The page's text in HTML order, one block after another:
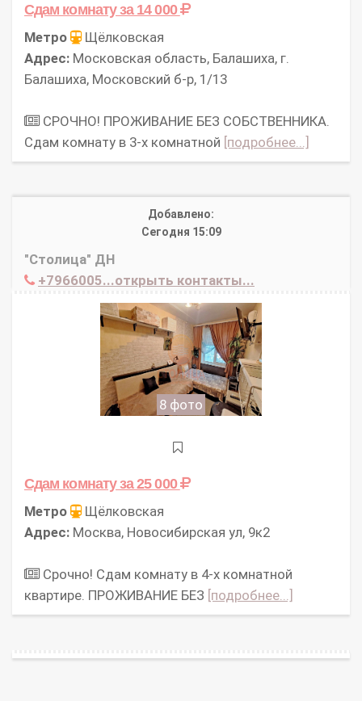
Сдам комнатуза 14 000
Метро
Щёлковская
Адрес: Московская область, Балашиха, г.
Балашиха, Московский б-р, 1/13
СРОЧНО! ПРОЖИВАНИЕ БЕЗ СОБСТВЕННИКА.
Сдам комнату в 3-х комнатной [подробнее...]
Добавлено:
Сегодня 15:09
"Столица" ДН
+7966005...открыть контакты...
8 фото
Сдам комнатуза 25 000
Метро
Щёлковская
Адрес: Москва, Новосибирская ул, 9к2
Срочно! Сдам комнату в 4-х комнатной
квартире. ПРОЖИВАНИЕ БЕЗ [подробнее...]